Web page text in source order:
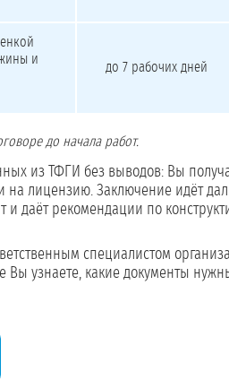
и
до 7 рабочих дней
до начала работ.
из ТФГИ без выводов: Вы
на лицензию. Заключение идёт
даёт рекомендации по
специалистом
Вы узнаете, какие документы